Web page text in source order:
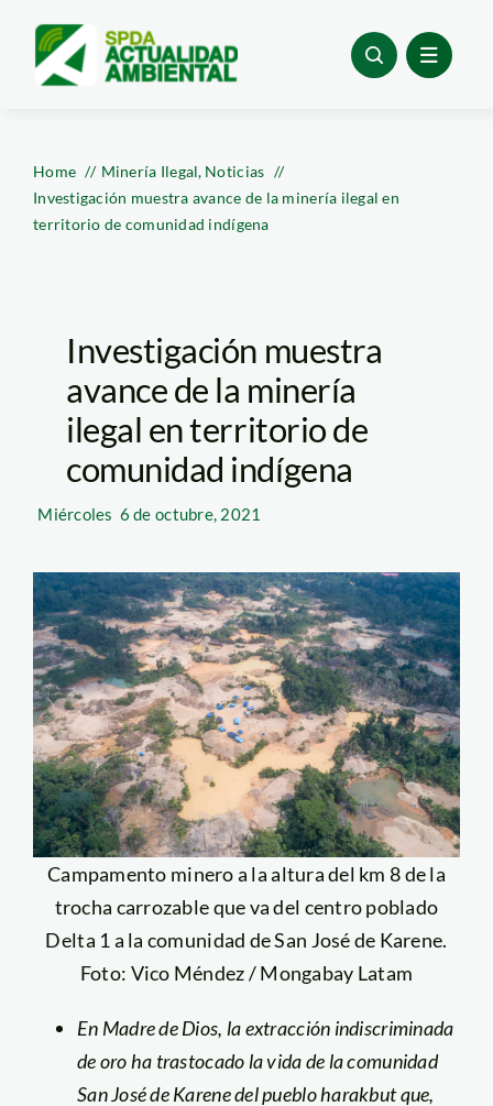
content
Home Minería Ilegal Noticias
Investigación muestra avance de la minería ilegal en
territorio de comunidad indígena
Investigación muestra
avance de la minería
ilegal en territorio de
comunidad indígena
Miércoles 6 de octubre, 2021
Campamento minero a la altura del km 8 de la
trocha carrozable que va del centro poblado
Delta 1 a la comunidad de San José de Karene.
Foto: Vico Méndez / Mongabay Latam
En Madre de Dios, la extracción indiscriminada
de oro ha trastocado la vida de la comunidad
San José de Karene del pueblo harakbut que,